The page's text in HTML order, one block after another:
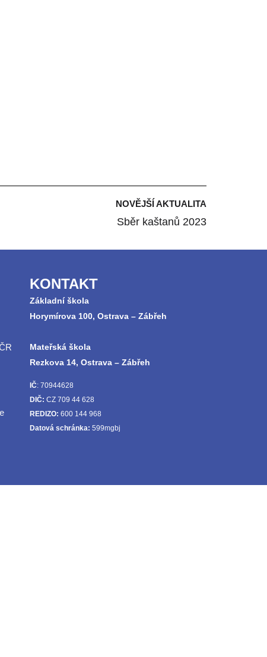
NOVĚJŠÍ AKTUALITA
Sběr kaštanů 2023
KONTAKT
Základní škola
Horymírova 100, Ostrava – Zábřeh
Mateřská škola
Rezkova 14, Ostrava – Zábřeh
IČ: 70944628
DIČ: CZ 709 44 628
REDIZO: 600 144 968
Datová schránka: 599mgbj